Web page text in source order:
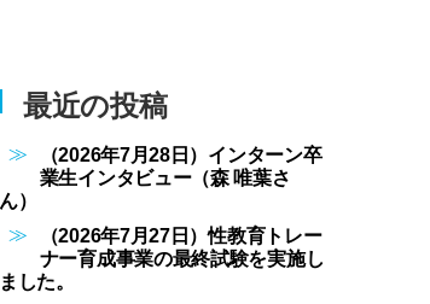
最近の投稿
（2026年7月28日）インターン卒
業生インタビュー（森 唯葉さ
ん）
（2026年7月27日）性教育トレー
ナー育成事業の最終試験を実施し
ました。